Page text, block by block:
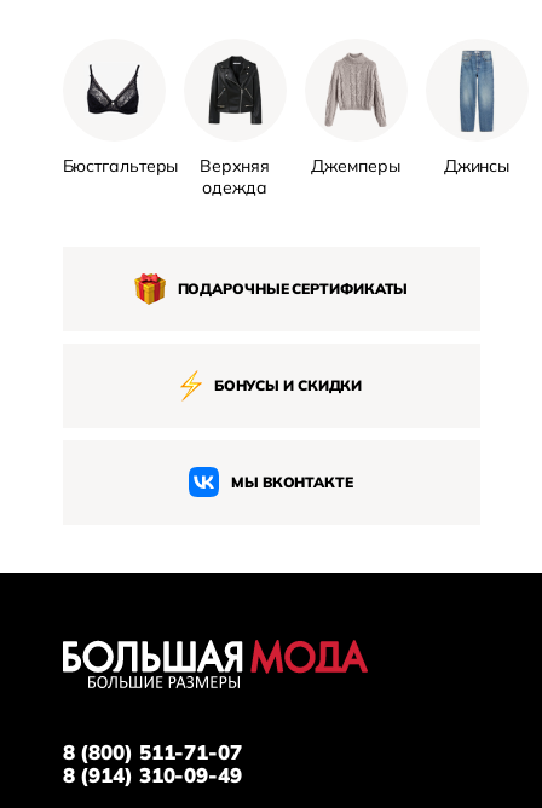
Бюстгальтеры
Верхняя
одежда
Джемперы Джинсы
ПОДАРОЧНЫЕ СЕРТИФИКАТЫ
БОНУСЫ И СКИДКИ
МЫ ВКОНТАКТЕ
8 (800) 511-71-07
8 (914) 310-09-49